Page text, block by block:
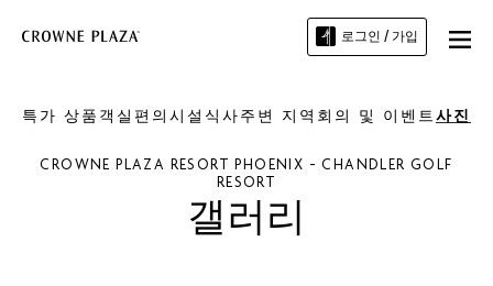
로그인 / 가입
특가 상품 객실 편의시설 식사주변 지역 회의 및 이벤트 사진
CROWNE PLAZA RESORT
PHOENIX - CHANDLER GOLF
RESORT
갤러리